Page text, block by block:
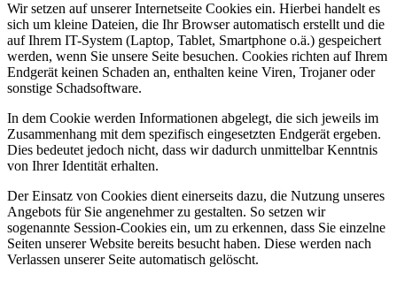
Wir setzen auf unserer Internetseite Cookies ein. Hierbei handelt es
sich um kleine Dateien, die Ihr Browser automatisch erstellt und die
auf Ihrem IT-System (Laptop, Tablet, Smartphone o.ä.) gespeichert
werden, wenn Sie unsere Seite besuchen. Cookies richten auf Ihrem
Endgerät keinen Schaden an, enthalten keine Viren, Trojaner oder
sonstige Schadsoftware.
In dem Cookie werden Informationen abgelegt, die sich jeweils im
Zusammenhang mit dem spezifisch eingesetzten Endgerät ergeben.
Dies bedeutet jedoch nicht, dass wir dadurch unmittelbar Kenntnis
von Ihrer Identität erhalten.
Der Einsatz von Cookies dient einerseits dazu, die Nutzung unseres
Angebots für Sie angenehmer zu gestalten. So setzen wir
sogenannte Session-Cookies ein, um zu erkennen, dass Sie einzelne
Seiten unserer Website bereits besucht haben. Diese werden nach
Verlassen unserer Seite automatisch gelöscht.